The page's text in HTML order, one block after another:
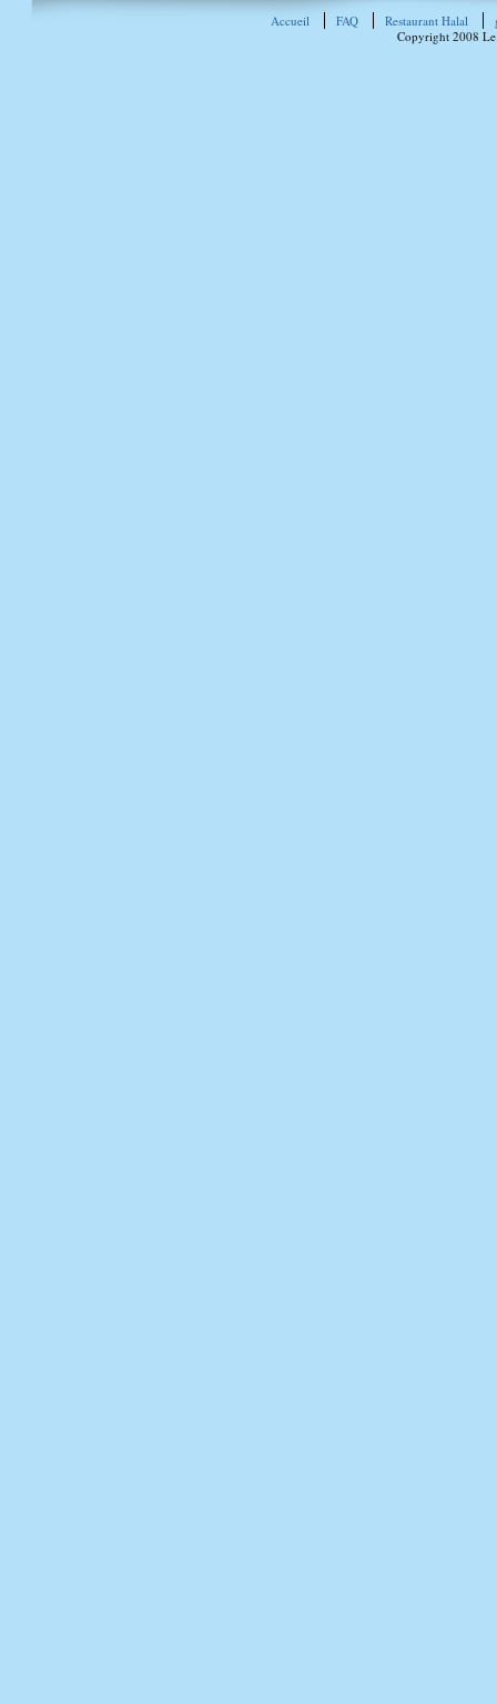
Accueil FAQ Restaurant Halal
Copyright 2008